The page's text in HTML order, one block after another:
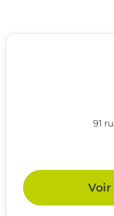
91
Voir